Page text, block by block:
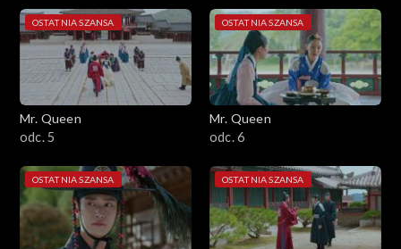
OSTATNIA SZANSA
Mr. Queen
odc. 5
OSTATNIA SZANSA
Mr. Queen
odc. 6
OSTATNIA SZANSA OSTATNIA SZANSA